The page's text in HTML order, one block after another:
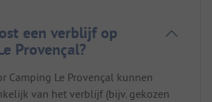
een verblijf op
Provençal?
Camping Le Provençal kunnen
van het verblijf (bijv. gekozen